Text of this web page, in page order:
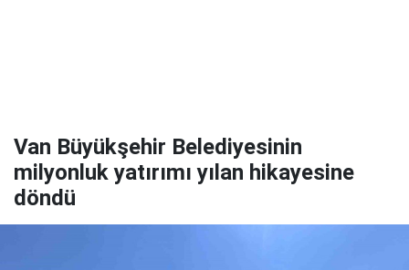
Van Büyükşehir Belediyesinin
milyonluk yatırımı yılan hikayesine
döndü